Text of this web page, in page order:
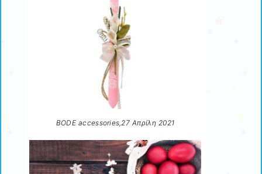
BODE accessories,27 Απρίλη 2021